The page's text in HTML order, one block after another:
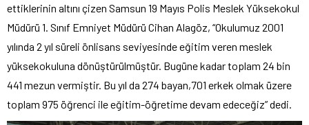
ettiklerinin altını çizen Samsun 19 Mayıs Polis Meslek Yüksekokul
Müdürü 1. Sınıf Emniyet Müdürü Cihan Alagöz, “Okulumuz 2001
yılında 2 yıl süreli önlisans seviyesinde eğitim veren meslek
yüksekokuluna dönüştürülmüştür. Bugüne kadar toplam 24 bin
441 mezun vermiştir. Bu yıl da 274 bayan,701 erkek olmak üzere
toplam 975 öğrenci ile eğitim-öğretime devam edeceğiz” dedi.